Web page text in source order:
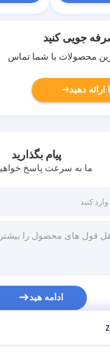
جویی کنید
محصولات با شما تماس
ارائه دهید
پیام بگذارید
ما به سرعت پاسخ
ادامه هید
ما